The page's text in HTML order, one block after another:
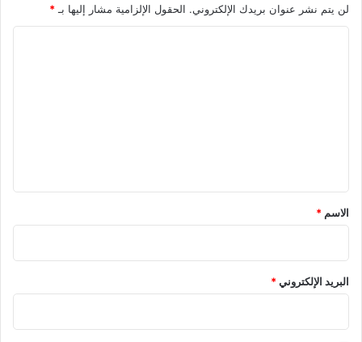
لن يتم نشر عنوان بريدك الإلكتروني. الحقول الإلزامية مشار إليها بـ *
*
الاسم *
البريد الإلكتروني*